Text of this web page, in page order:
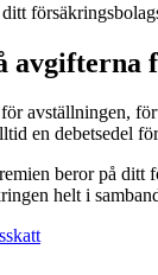
avgifterna
avställningen,
en debetsedel
beror på ditt
helt i